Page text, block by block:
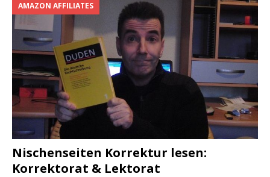
AMAZON AFFILIATES
Nischenseiten Korrektur lesen:
Korrektorat & Lektorat